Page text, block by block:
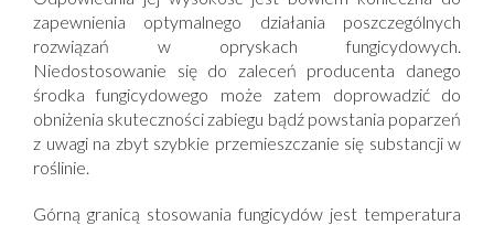
zapewnienia optymalnego działania poszczególnych
rozwiązań w opryskach fungicydowych.
Niedostosowanie się do zaleceń producenta danego
środka fungicydowego może zatem doprowadzić do
obniżenia skuteczności zabiegu bądź powstania poparzeń
z uwagi na zbyt szybkie przemieszczanie się substancji w
roślinie.
Górną granicą stosowania fungicydów jest temperatura